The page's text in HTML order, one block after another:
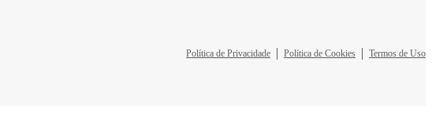
Política de Privacidade Política de Cookies Termos de Uso